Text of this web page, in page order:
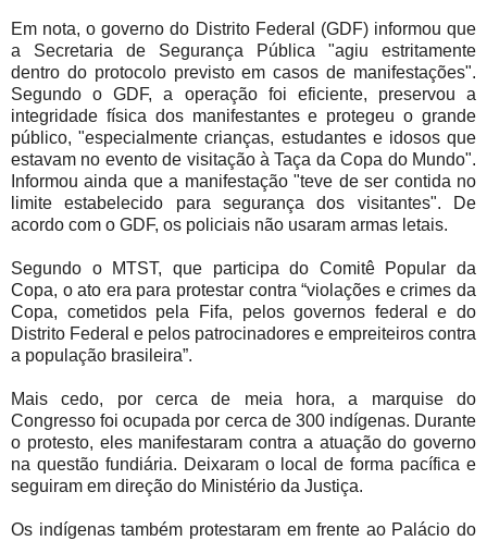
Em nota, o governo do Distrito Federal (GDF) informou que
a Secretaria de Segurança Pública "agiu estritamente
dentro do protocolo previsto em casos de manifestações".
Segundo o GDF, a operação foi eficiente, preservou a
integridade física dos manifestantes e protegeu o grande
público, "especialmente crianças, estudantes e idosos que
estavam no evento de visitação à Taça da Copa do Mundo".
Informou ainda que a manifestação "teve de ser contida no
limite estabelecido para segurança dos visitantes". De
acordo com o GDF, os policiais não usaram armas letais.
Segundo o MTST, que participa do Comitê Popular da
Copa, o ato era para protestar contra “violações e crimes da
Copa, cometidos pela Fifa, pelos governos federal e do
Distrito Federal e pelos patrocinadores e empreiteiros contra
a população brasileira”.
Mais cedo, por cerca de meia hora, a marquise do
Congresso foi ocupada por cerca de 300 indígenas. Durante
o protesto, eles manifestaram contra a atuação do governo
na questão fundiária. Deixaram o local de forma pacífica e
seguiram em direção do Ministério da Justiça.
Os indígenas também protestaram em frente ao Palácio do